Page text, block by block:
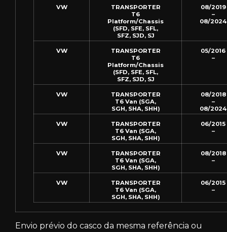
VW
TRANSPORTER
T6
Platform/Chassis
(SFD, SFE, SFL,
SFZ, SJD, SJ
08/2019
–
08/2024
VW
TRANSPORTER
T6
Platform/Chassis
(SFD, SFE, SFL,
SFZ, SJD, SJ
05/2016
–
VW
TRANSPORTER
T6 Van (SGA,
SGH, SHA, SHH)
08/2018
–
08/2024
VW
TRANSPORTER
T6 Van (SGA,
SGH, SHA, SHH)
06/2015
–
VW
TRANSPORTER
T6 Van (SGA,
SGH, SHA, SHH)
08/2018
–
VW
TRANSPORTER
T6 Van (SGA,
SGH, SHA, SHH)
06/2015
–
Envio prévio do casco da mesma referência ou